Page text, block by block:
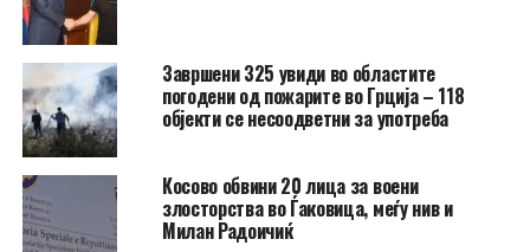
Завршени 325 увиди во областите
погодени од пожарите во Грција – 118
објекти се несоодветни за употреба
Косово обвини 20 лица за воени
злосторства во Ѓаковица, меѓу нив и
Милан Радоичиќ